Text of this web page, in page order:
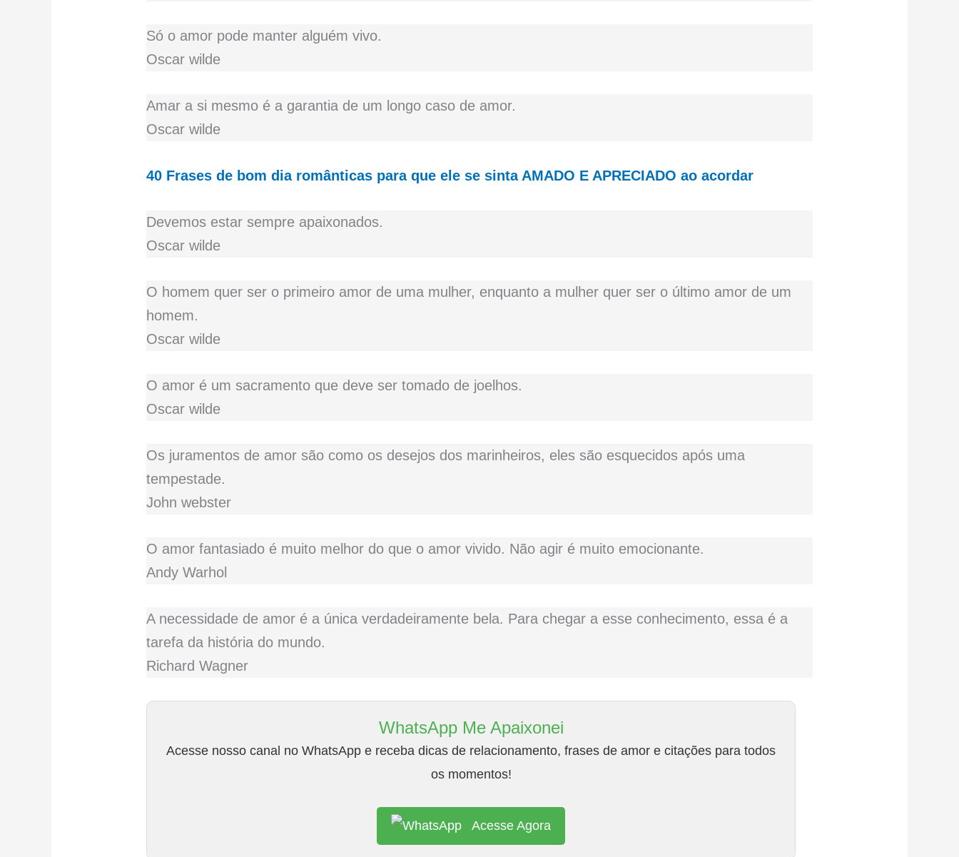
Só o amor pode manter alguém vivo.
Oscar wilde
Amar a si mesmo é a garantia de um longo caso de amor.
Oscar wilde
40 Frases de bom dia românticas para que ele se sinta AMADO E APRECIADO ao acordar
Devemos estar sempre apaixonados.
Oscar wilde
O homem quer ser o primeiro amor de uma mulher, enquanto a mulher quer ser o último amor de um
homem.
Oscar wilde
O amor é um sacramento que deve ser tomado de joelhos.
Oscar wilde
Os juramentos de amor são como os desejos dos marinheiros, eles são esquecidos após uma
tempestade.
John webster
O amor fantasiado é muito melhor do que o amor vivido. Não agir é muito emocionante.
Andy Warhol
A necessidade de amor é a única verdadeiramente bela. Para chegar a esse conhecimento, essa é a
tarefa da história do mundo.
Richard Wagner
WhatsApp Me Apaixonei
Acesse nosso canal no WhatsApp e receba dicas de relacionamento, frases de amor e citações para todos
os momentos!
Acesse Agora